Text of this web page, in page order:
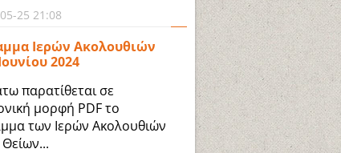
25 21:08
Ιερών Ακολουθιών
2024
παρατίθεται σε
μορφή PDF το
των Ιερών Ακολουθιών